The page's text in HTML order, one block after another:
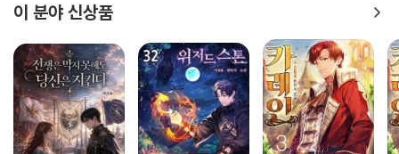
이 분야 신상품